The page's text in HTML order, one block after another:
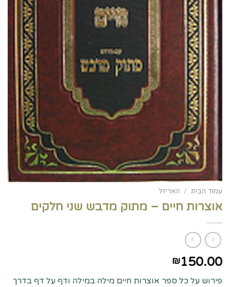
עמוד הבית / האריזל
אוצרות חיים – מתוק מדבש שני חלקים
₪150.00
פירוש על כל ספר אוצרות חיים מילה במילה ודף על דף בדרך